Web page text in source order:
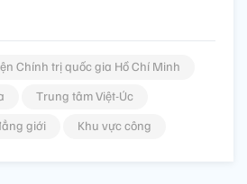
Chính trị quốc gia Hồ Chí Minh
Trung tâm Việt-Úc
giới Khu vực công